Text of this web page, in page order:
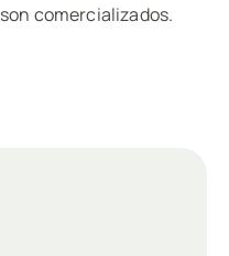
son comercializados.